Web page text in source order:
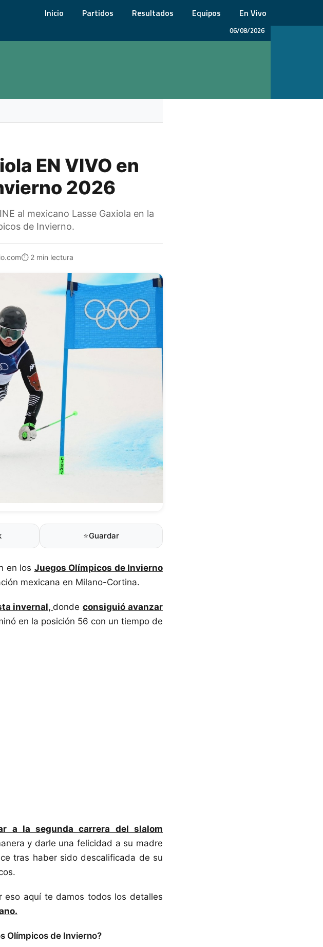
Inicio Partidos Resultados Equipos En Vivo
06/08/2026
EN VIVO en
2026
al mexicano Lasse Gaxiola en la
de Invierno.
⏱️ 2 min lectura
⭐Guardar
en los Juegos Olímpicos de Invierno
mexicana en Milano-Cortina.
invernal,dondeconsiguió avanzar
en la posición 56 con un tiempo de
a la segunda carrera del slalom
y darle una felicidad a su madre
tras haber sido descalificada de su
eso aquí te damos todos los detalles
Olímpicos de Invierno?